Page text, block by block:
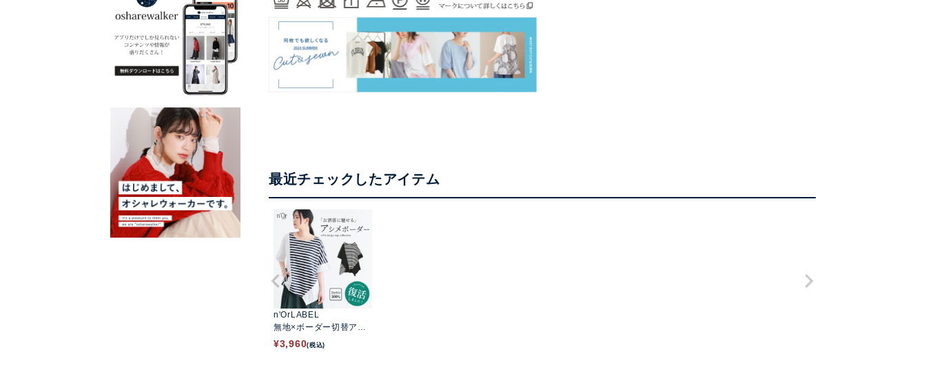
最近チェックしたアイテム
n'OrLABEL
無地×ボーダー切替アシ
メデザインTシャツ
¥3,960(税込)